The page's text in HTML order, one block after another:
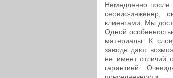
Немедленно после
сервис-инженер,
клиентами. Мы
Одной
материалы. К
заводе дают
не имеет отличий
гарантией.